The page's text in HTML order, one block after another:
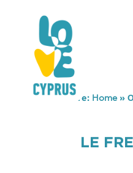
You are here: Home»
LE